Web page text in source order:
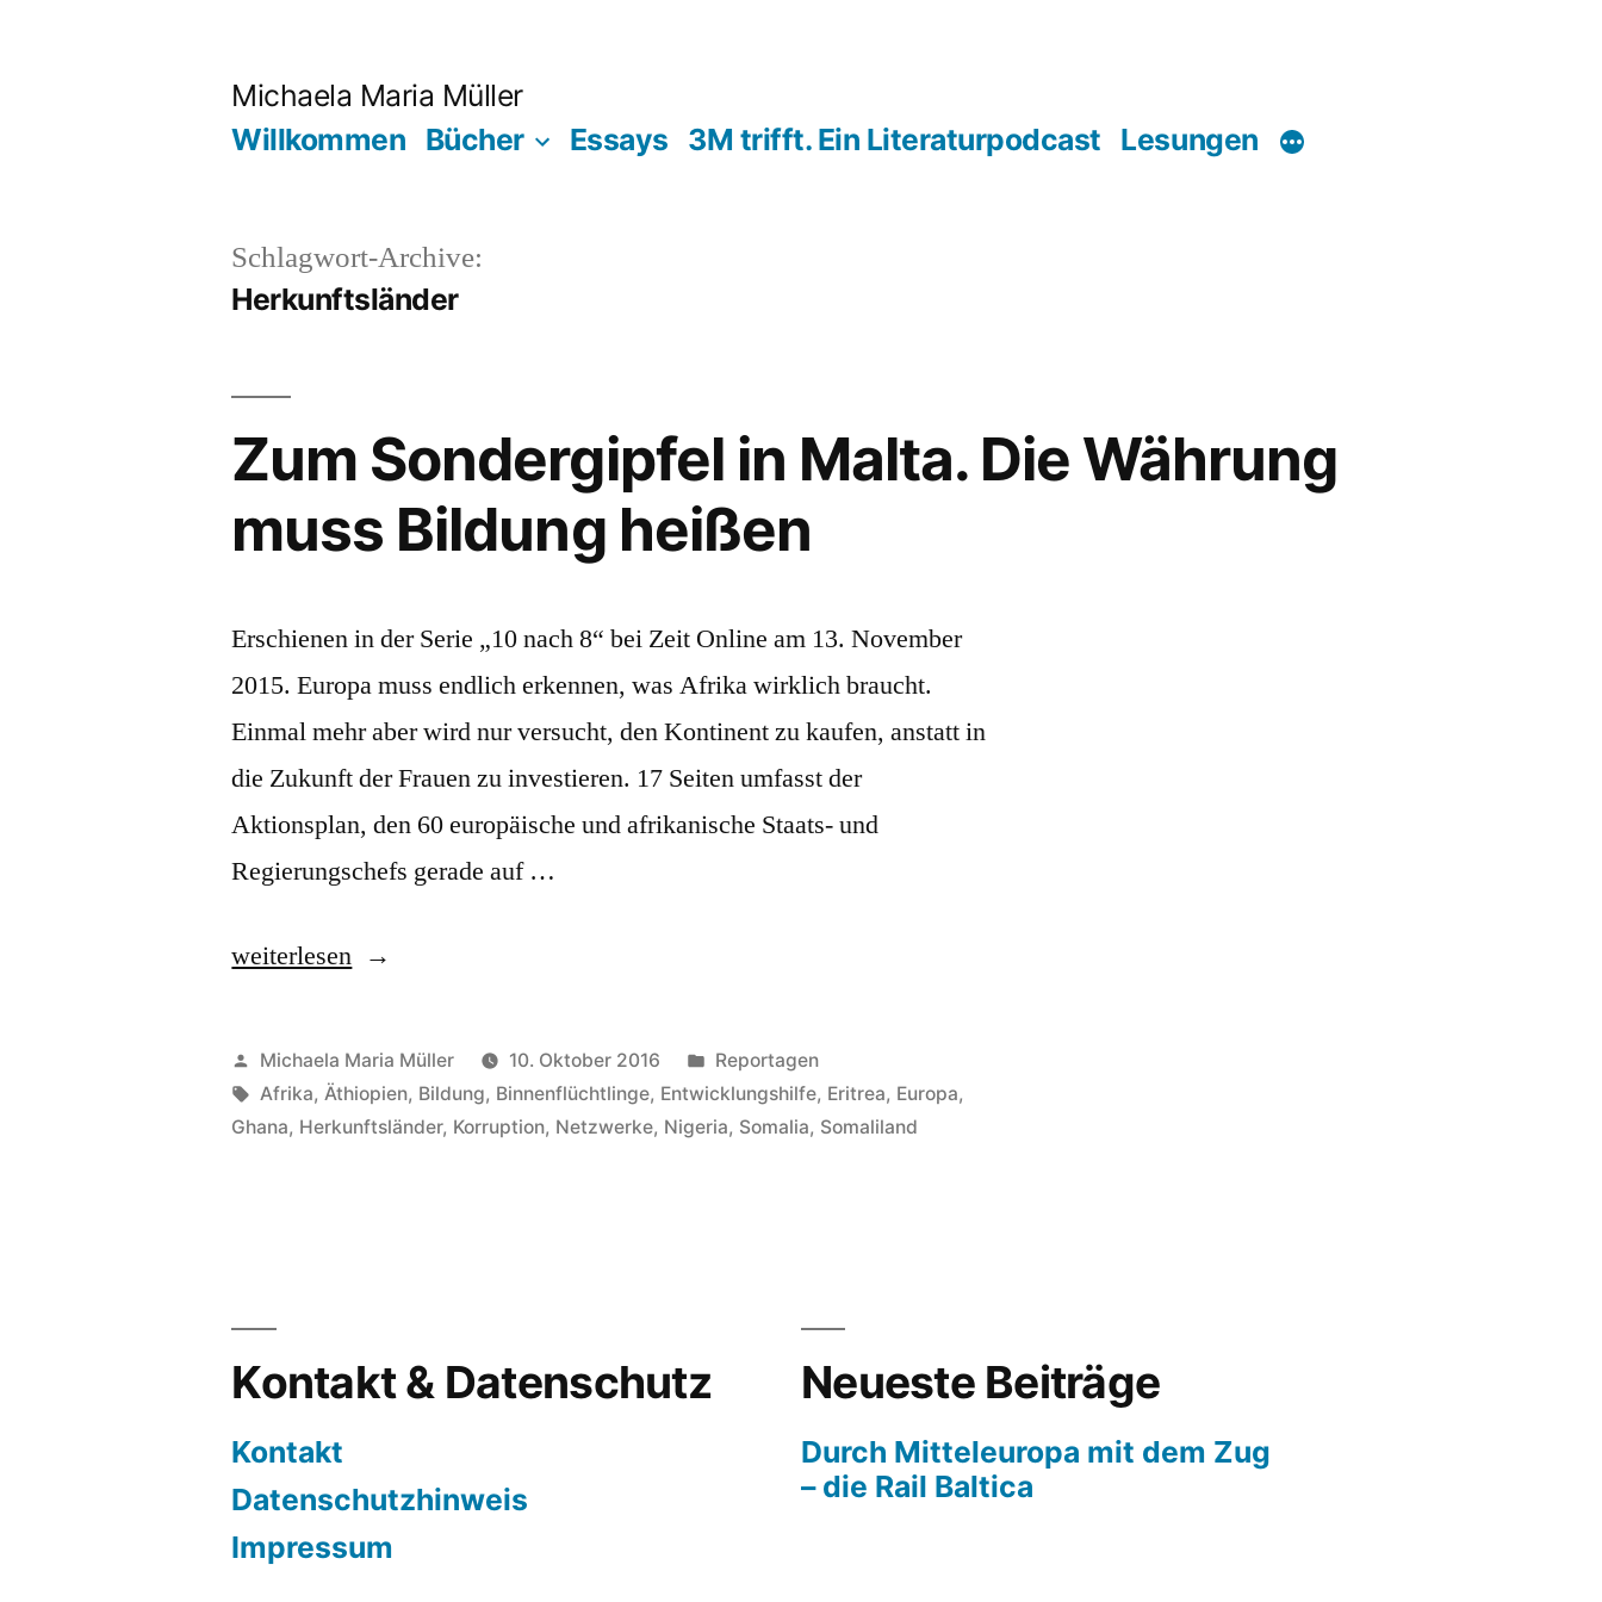
Michaela Maria Müller
Willkommen Bücher Essays 3M trifft. Ein Literaturpodcast Lesungen
Schlagwort-Archive:
Herkunftsländer
Zum Sondergipfel in Malta. Die Währung
muss Bildung heißen
Erschienen in der Serie „10 nach 8“ bei Zeit Online am 13. November
2015. Europa muss endlich erkennen, was Afrika wirklich braucht.
Einmal mehr aber wird nur versucht, den Kontinent zu kaufen, anstatt in
die Zukunft der Frauen zu investieren. 17 Seiten umfasst der
Aktionsplan, den 60 europäische und afrikanische Staats- und
Regierungschefs gerade auf …
„Zum
in
Malta.
Die
heißen“
weiterlesen
Veröffentlicht
von
Michaela Maria Müller 10. Oktober 2016
Veröffentlicht
in
Reportagen
Schlagwörter:
Afrika, Äthiopien, Bildung, Binnenflüchtlinge, Entwicklungshilfe, Eritrea, Europa,
Ghana, Herkunftsländer, Korruption, Netzwerke, Nigeria, Somalia, Somaliland
Kontakt & Datenschutz
Kontakt
Datenschutzhinweis
Impressum
Neueste Beiträge
Durch Mitteleuropa mit dem Zug
– die Rail Baltica